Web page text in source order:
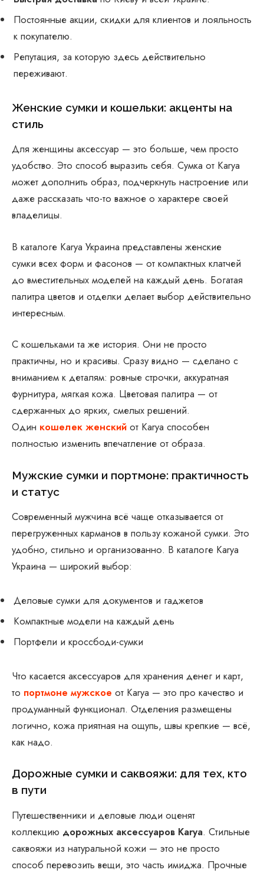
Постоянные акции, скидки для клиентов и лояльность
к покупателю.
Репутация, за которую здесь действительно
переживают.
Женские сумки и кошельки: акценты на
стиль
Для женщины аксессуар — это больше, чем просто
удобство. Это способ выразить себя. Сумка от Karya
может дополнить образ, подчеркнуть настроение или
даже рассказать что-то важное о характере своей
владелицы.
В каталоге Karya Украина представлены женские
сумки всех форм и фасонов — от компактных клатчей
до вместительных моделей на каждый день. Богатая
палитра цветов и отделки делает выбор действительно
интересным.
С кошельками та же история. Они не просто
практичны, но и красивы. Сразу видно — сделано с
вниманием к деталям: ровные строчки, аккуратная
фурнитура, мягкая кожа. Цветовая палитра — от
сдержанных до ярких, смелых решений.
Один кошелек женский от Karya способен
полностью изменить впечатление от образа.
Мужские сумки и портмоне: практичность
и статус
Современный мужчина всё чаще отказывается от
перегруженных карманов в пользу кожаной сумки. Это
удобно, стильно и организованно. В каталоге Karya
Украина — широкий выбор:
Деловые сумки для документов и гаджетов
Компактные модели на каждый день
Портфели и кроссбоди-сумки
Что касается аксессуаров для хранения денег и карт,
то портмоне мужское от Karya — это про качество и
продуманный функционал. Отделения размещены
логично, кожа приятная на ощупь, швы крепкие — всё,
как надо.
Дорожные сумки и саквояжи: для тех, кто
в пути
Путешественники и деловые люди оценят
коллекцию дорожных аксессуаров Karya. Стильные
саквояжи из натуральной кожи — это не просто
способ перевозить вещи, это часть имиджа. Прочные